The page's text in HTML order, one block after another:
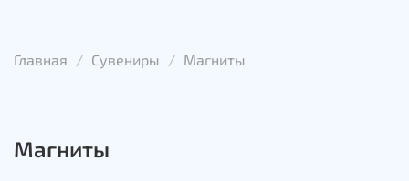
Главная Сувениры Магниты
Магниты